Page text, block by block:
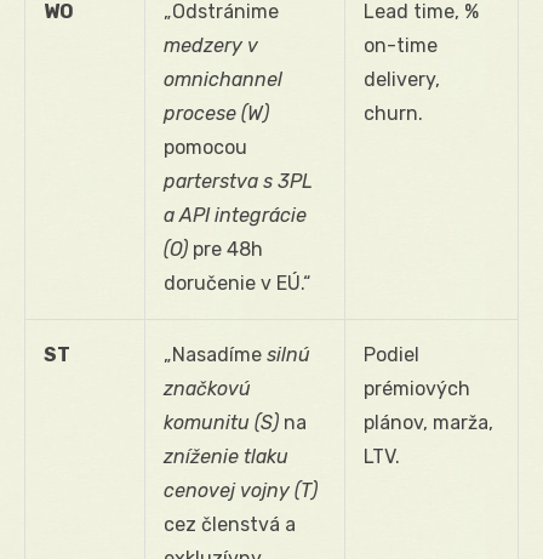
WO
„Odstránime
medzery v
omnichannel
procese (W)
pomocou
parterstva s 3PL
a API integrácie
(O) pre 48h
doručenie v EÚ.“
Lead time, %
on-time
delivery,
churn.
ST „Nasadíme silnú
značkovú
komunitu (S) na
zníženie tlaku
cenovej vojny (T)
cez členstvá a
Podiel
prémiových
plánov, marža,
LTV.